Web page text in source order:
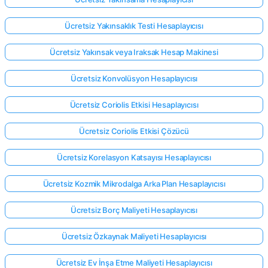
Ücretsiz Yakınsaklık Testi Hesaplayıcısı
Ücretsiz Yakınsak veya Iraksak Hesap Makinesi
Ücretsiz Konvolüsyon Hesaplayıcısı
Ücretsiz Coriolis Etkisi Hesaplayıcısı
Ücretsiz Coriolis Etkisi Çözücü
Ücretsiz Korelasyon Katsayısı Hesaplayıcısı
Ücretsiz Kozmik Mikrodalga Arka Plan Hesaplayıcısı
Ücretsiz Borç Maliyeti Hesaplayıcısı
Ücretsiz Özkaynak Maliyeti Hesaplayıcısı
Ücretsiz Ev İnşa Etme Maliyeti Hesaplayıcısı